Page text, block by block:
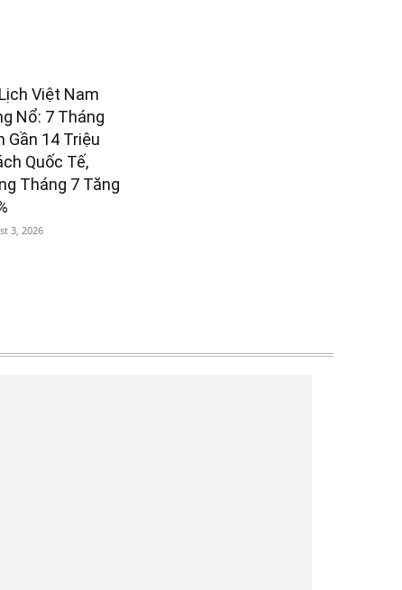
Việt Nam
Nổ: 7 Tháng
Gần 14 Triệu
Quốc Tế,
Tháng 7 Tăng
3, 2026